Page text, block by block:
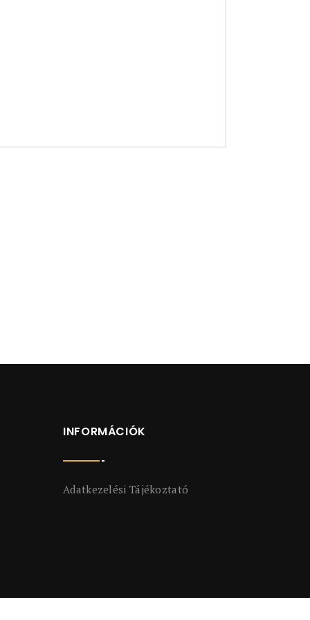
INFORMÁCIÓK
Adatkezelési Tájékoztató